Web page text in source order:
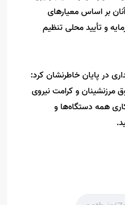
بر اساس معیارهای
و تأیید محلی تنظیم
در پایان خاطرنشان کرد:
مرزنشینان و کرامت نیروی
همه دستگاه‌ها و